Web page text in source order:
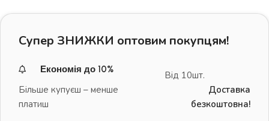
Супер ЗНИЖКИ оптовим покупцям!
Економія до 10%
Більше купуєш – менше
платиш
Від 10шт.
Доставка
безкоштовна!